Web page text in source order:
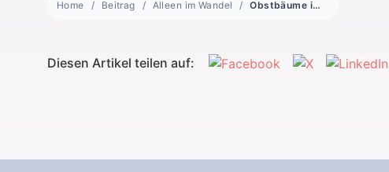
Home Beitrag Alleen im Wandel Obstbäume im öffentlichen Raum – Pflegen und Nutzen mit Verstand (2025)
Diesen Artikel teilen auf: